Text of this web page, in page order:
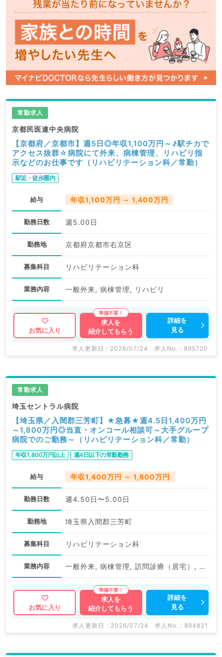
常勤求人
京都民医連中央病院
【京都府／京都市】週5日◎年収1,100万円～♪駅チカで
アクセス抜群☆病院にて外来、病棟管理、リハビリ指
示などのお仕事です（リハビリテーション科／常勤）
駅近・徒歩圏内
給与 年収1,100万円 ～ 1,400万円
勤務日数 週5.00日
勤務地 京都府京都市右京区
募集科目 リハビリテーション科
業務内容 一般外来, 病棟管理, リハビリ
お気に入り
求人を
紹介してもらう
詳細を
見る
求人更新日 : 2026/07/24 求人No. : 895720
常勤求人
埼玉セントラル病院
【埼玉県／入間郡三芳町】★急募★週4.5日1,400万円
～1,800万円◎当直・オンコール相談可～大手グループ
病院でのご勤務～（リハビリテーション科／常勤）
年収1,800万円以上 週4日以下の常勤勤務
給与 年収1,400万円 ～ 1,800万円
勤務日数 週4.50日〜5.00日
勤務地 埼玉県入間郡三芳町
募集科目 リハビリテーション科
業務内容 一般外来, 病棟管理, 訪問診療（居宅）, 訪問診療（施設）, リハビリ
お気に入り
求人を
紹介してもらう
詳細を
見る
求人更新日 : 2026/07/24 求人No. : 894821